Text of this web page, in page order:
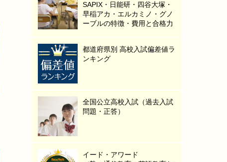
SAPIX・日能研・四谷大塚・
早稲アカ・エルカミノ・グノ
ーブルの特徴・費用と合格力
都道府県別 高校入試偏差値ラ
ンキング
全国公立高校入試（過去入試
問題・正答）
イード・アワード